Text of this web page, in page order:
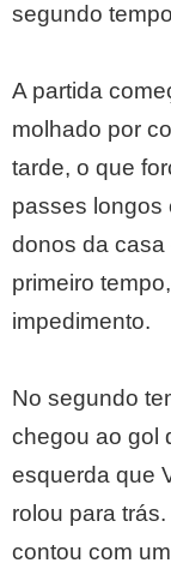
segundo
A partida
molhado por
tarde, o que
passes longos
donos da casa
primeiro
impedimento.
No segundo
chegou ao gol
esquerda que
rolou para
contou com